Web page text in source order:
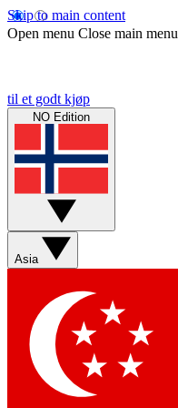
Skip to main content
Open menu Close main menu
til et godt kjøp
NO Edition
Asia